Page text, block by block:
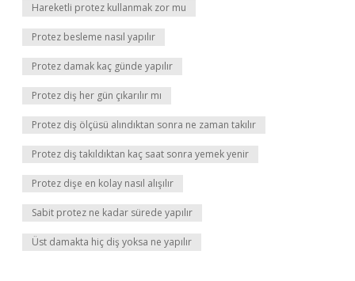
Hareketli protez kullanmak zor mu
Protez besleme nasıl yapılır
Protez damak kaç günde yapılır
Protez diş her gün çıkarılır mı
Protez diş ölçüsü alındıktan sonra ne zaman takılır
Protez diş takıldıktan kaç saat sonra yemek yenir
Protez dişe en kolay nasıl alışılır
Sabit protez ne kadar sürede yapılır
Üst damakta hiç diş yoksa ne yapılır